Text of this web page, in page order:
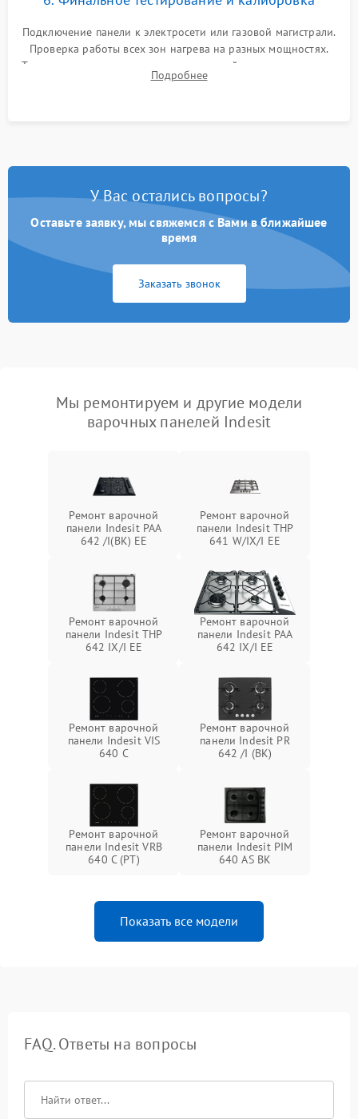
Подключение панели к электросети или газовой магистрали.
Проверка работы всех зон нагрева на разных мощностях.
Тестирование сенсорного управления, таймера, индикаторов
остаточного тепла и систем защиты от перегрева.
Подробнее
У Вас остались вопросы?
Оставьте заявку, мы свяжемся с Вами в ближайшее
время
Заказать звонок
Мы ремонтируем и другие модели
варочных панелей Indesit
Ремонт варочной
панели Indesit PAA
642 /I(BK) EE
Ремонт варочной
панели Indesit THP
641 W/IX/I EE
Ремонт варочной
панели Indesit THP
642 IX/I EE
Ремонт варочной
панели Indesit PAA
642 IX/I EE
Ремонт варочной
панели Indesit VIS
640 C
Ремонт варочной
панели Indesit PR
642 /I (BK)
Ремонт варочной
панели Indesit VRB
640 C (PT)
Ремонт варочной
панели Indesit PIM
640 AS BK
Показать все модели
FAQ. Ответы на вопросы